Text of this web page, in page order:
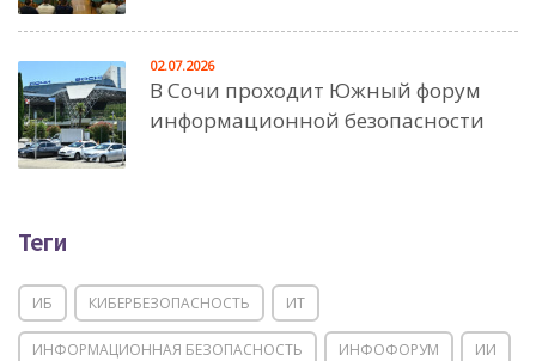
В Сочи проходит Южный форум
информационной безопасности
02.07.2026
Теги
ИБ КИБЕРБЕЗОПАСНОСТЬ ИТ
ИНФОРМАЦИОННАЯ БЕЗОПАСНОСТЬ ИНФОФОРУМ ИИ